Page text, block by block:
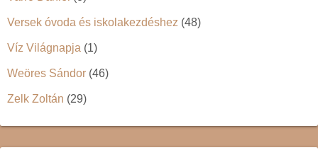
Versek óvoda és iskolakezdéshez (48)
Víz Világnapja (1)
Weöres Sándor (46)
Zelk Zoltán (29)